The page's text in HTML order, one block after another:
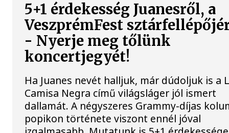
5+1 érdekesség Juanesről, a
VeszprémFest
- Nyerje meg tőlünk
koncertjegyét!
Ha Juanes nevét halljuk, már dúdoljuk is a
Camisa Negra című világsláger jól ismert
dallamát. A négyszeres Grammy-díjas
popikon története viszont ennél jóval